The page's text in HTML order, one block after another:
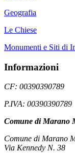
Geografia
Le Chiese
Monumenti e Siti di
Informazioni
CF: 00390390789
P.IVA: 00390390789
Comune di Marano
Comune di Marano
Via Kennedy N. 38